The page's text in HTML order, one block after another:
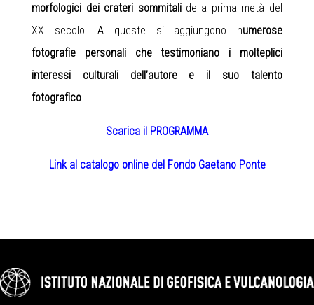
morfologici dei crateri sommitalidella prima metà del
XX secolo. A queste si aggiungono numerose
fotografie personali che testimoniano i molteplici
interessi culturali dell’autore e il suo talento
fotografico.
Scarica il PROGRAMMA
Link al catalogo online del Fondo Gaetano Ponte